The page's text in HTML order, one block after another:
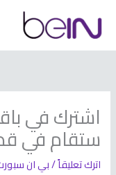
المحتوى
اشترك في
ستقام في
اترك تعليقاً/بي ان